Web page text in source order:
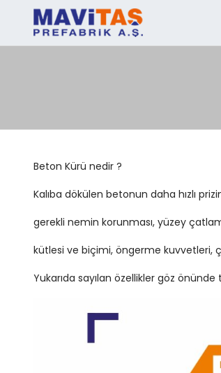
Beton Kürü nedir ?
Kalıba dökülen betonun daha hızlı
gerekli nemin korunması, yüzey
kütlesi ve biçimi, öngerme kuvvetleri,
Yukarıda sayılan özellikler göz